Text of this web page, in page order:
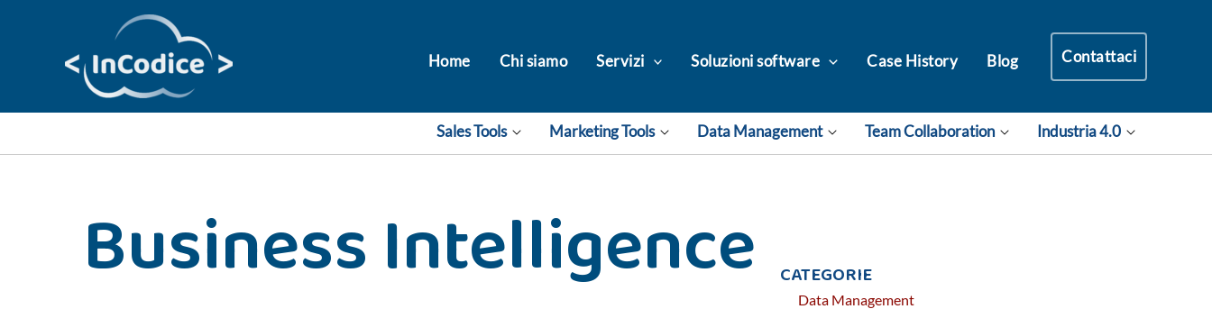
Home Chi siamo Servizi Soluzioni software Case History Blog Contattaci
Sales Tools Marketing Tools Data Management Team Collaboration Industria 4.0
Business Intelligence CATEGORIE
Data Management